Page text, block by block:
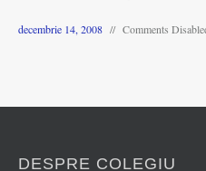
decembrie 14, 2008 Comments
DESPRE COLEGIU